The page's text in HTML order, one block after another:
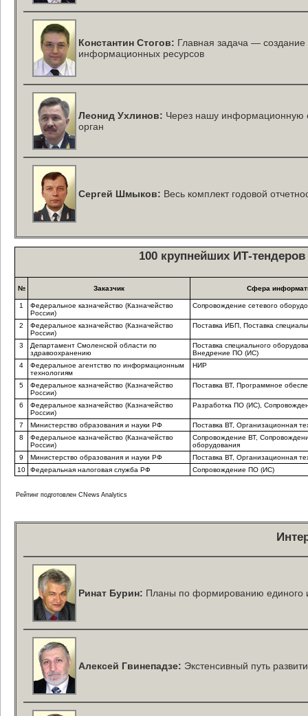
Константин Стогов: Главная задача —
информационных ресурсов
Леонид Ухлинов: Через нашу информационную
орган
Сергей Шмыков: Весь комплект годовой
100 крупнейших ИТ-
№ Заказчик Сфера
1
Федеральное казначейство (Казначейство
России)
Сопровождение сетевого
2
Федеральное казначейство (Казначейство
России)
Поставка ИБП, Поставка
3
Департамент Смоленской области по
здравоохранению
Поставка специального
Внедрение ПО (ИС)
4
Федеральное агентство по информационным
технологиям
НИР
5
Федеральное казначейство (Казначейство
России)
Поставка ВТ, Программное
6
Федеральное казначейство (Казначейство
России)
Разработка ПО (ИС),
7 Министерство образования и науки РФ
Поставка ВТ, Организационная
8
Федеральное казначейство (Казначейство
России)
Сопровождение ВТ,
оборудования
9
Министерство образования и науки РФ
Поставка ВТ, Организационная
10
Федеральная налоговая служба РФ Сопровождение ПО (ИС)
Рейтинг подготовлен CNews Analytics
Ринат Бурин: Планы по формированию единого
Алексей Гвинепадзе: Экстенсивный путь